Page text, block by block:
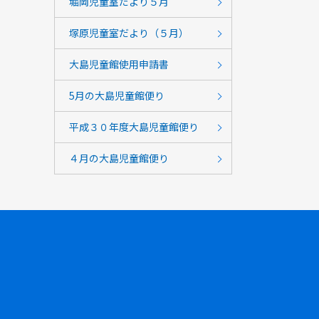
塚原児童室だより（５月）
大島児童館使用申請書
5月の大島児童館便り
平成３０年度大島児童館便り
４月の大島児童館便り